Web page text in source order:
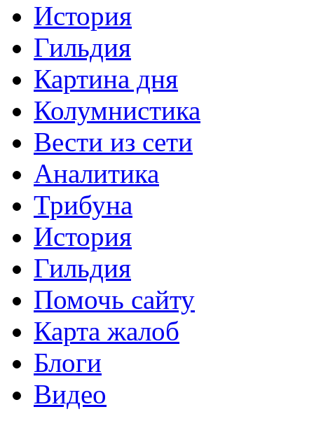
История
Гильдия
Картина дня
Колумнистика
Вести из сети
Аналитика
Трибуна
История
Гильдия
Помочь сайту
Карта жалоб
Блоги
Видео